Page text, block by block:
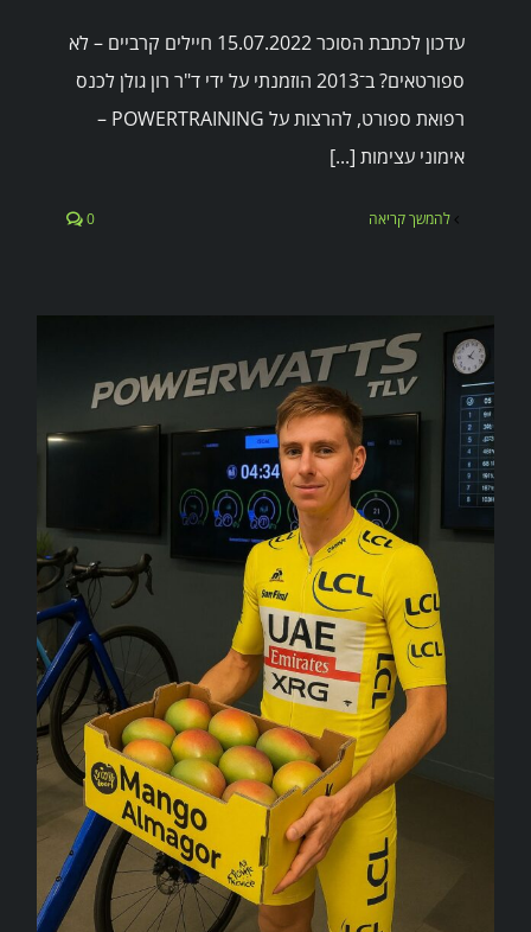
עדכון לכתבת הסוכר 15.07.2022 חיילים קרביים – לא
ספורטאים? ב־2013 הוזמנתי על ידי ד"ר רון גולן לכנס
רפואת ספורט, להרצות על POWERTRAINING –
אימוני עצימות [...]
להמשך קריאה 0